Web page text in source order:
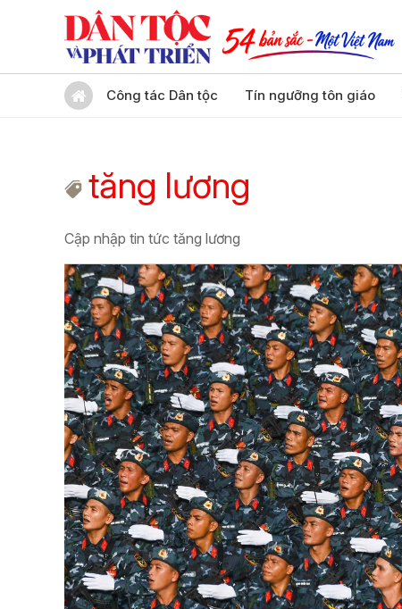
Công tác Dân tộc Tín ngưỡng tôn giáo
tăng lương
Cập nhập tin tức tăng lương